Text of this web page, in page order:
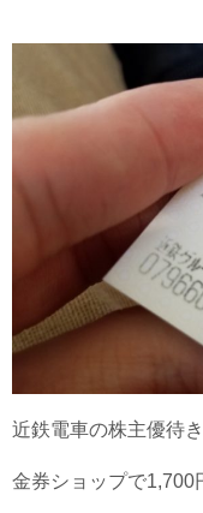
近鉄電車の株主優待
金券ショップで1,700